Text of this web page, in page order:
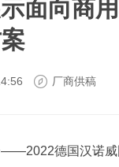
面向商
厂商供稿
德国汉诺